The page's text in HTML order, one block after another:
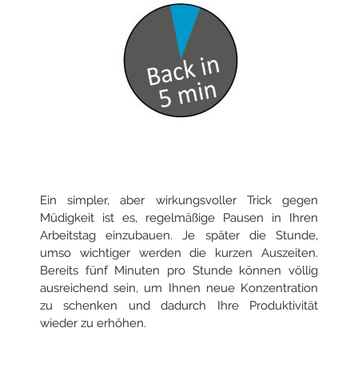
Ein simpler, aber wirkungsvoller Trick gegen
Müdigkeit ist es, regelmäßige Pausen in Ihren
Arbeitstag einzubauen. Je später die Stunde,
umso wichtiger werden die kurzen Auszeiten.
Bereits fünf Minuten pro Stunde können völlig
ausreichend sein, um Ihnen neue Konzentration
zu schenken und dadurch Ihre Produktivität
wieder zu erhöhen.